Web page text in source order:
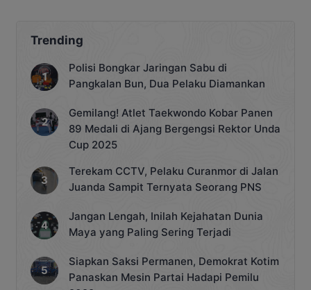
Trending
Polisi Bongkar Jaringan Sabu di
Pangkalan Bun, Dua Pelaku Diamankan
Gemilang! Atlet Taekwondo Kobar Panen
89 Medali di Ajang Bergengsi Rektor Unda
Cup 2025
Terekam CCTV, Pelaku Curanmor di Jalan
Juanda Sampit Ternyata Seorang PNS
Jangan Lengah, Inilah Kejahatan Dunia
Maya yang Paling Sering Terjadi
Siapkan Saksi Permanen, Demokrat Kotim
Panaskan Mesin Partai Hadapi Pemilu